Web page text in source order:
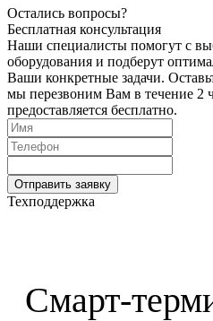
Остались вопросы?
Бесплатная консультация
Наши специалисты помогут с
оборудования и подберут
Ваши конкретные задачи.
мы перезвоним Вам в течение 2
предоставляется бесплатно.
Техподдержка
Смарт-